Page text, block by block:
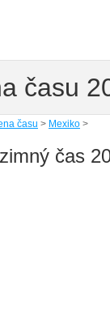
času
času > Mexiko >
čas